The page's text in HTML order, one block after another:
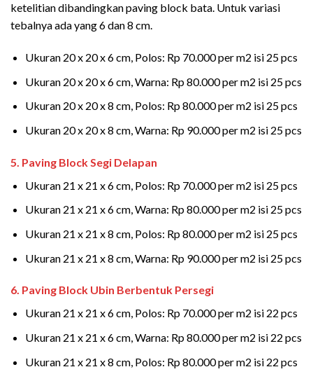
ketelitian dibandingkan paving block bata. Untuk variasi
tebalnya ada yang 6 dan 8 cm.
Ukuran 20 x 20 x 6 cm, Polos: Rp 70.000 per m2 isi 25 pcs
Ukuran 20 x 20 x 6 cm, Warna: Rp 80.000 per m2 isi 25 pcs
Ukuran 20 x 20 x 8 cm, Polos: Rp 80.000 per m2 isi 25 pcs
Ukuran 20 x 20 x 8 cm, Warna: Rp 90.000 per m2 isi 25 pcs
5. Paving Block Segi Delapan
Ukuran 21 x 21 x 6 cm, Polos: Rp 70.000 per m2 isi 25 pcs
Ukuran 21 x 21 x 6 cm, Warna: Rp 80.000 per m2 isi 25 pcs
Ukuran 21 x 21 x 8 cm, Polos: Rp 80.000 per m2 isi 25 pcs
Ukuran 21 x 21 x 8 cm, Warna: Rp 90.000 per m2 isi 25 pcs
6. Paving Block Ubin Berbentuk Persegi
Ukuran 21 x 21 x 6 cm, Polos: Rp 70.000 per m2 isi 22 pcs
Ukuran 21 x 21 x 6 cm, Warna: Rp 80.000 per m2 isi 22 pcs
Ukuran 21 x 21 x 8 cm, Polos: Rp 80.000 per m2 isi 22 pcs